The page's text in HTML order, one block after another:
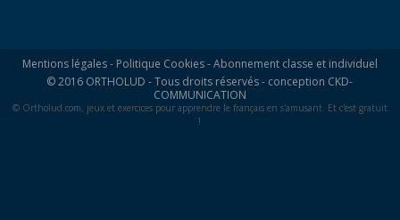
Mentions légales- Politique Cookies-Abonnement classe et individuel
© 2016 ORTHOLUD - Tous droits réservés - conception CKD-
COMMUNICATION
© Ortholud.com, jeux et exercices pour apprendre le français en s'amusant. Et c'est gratuit
!